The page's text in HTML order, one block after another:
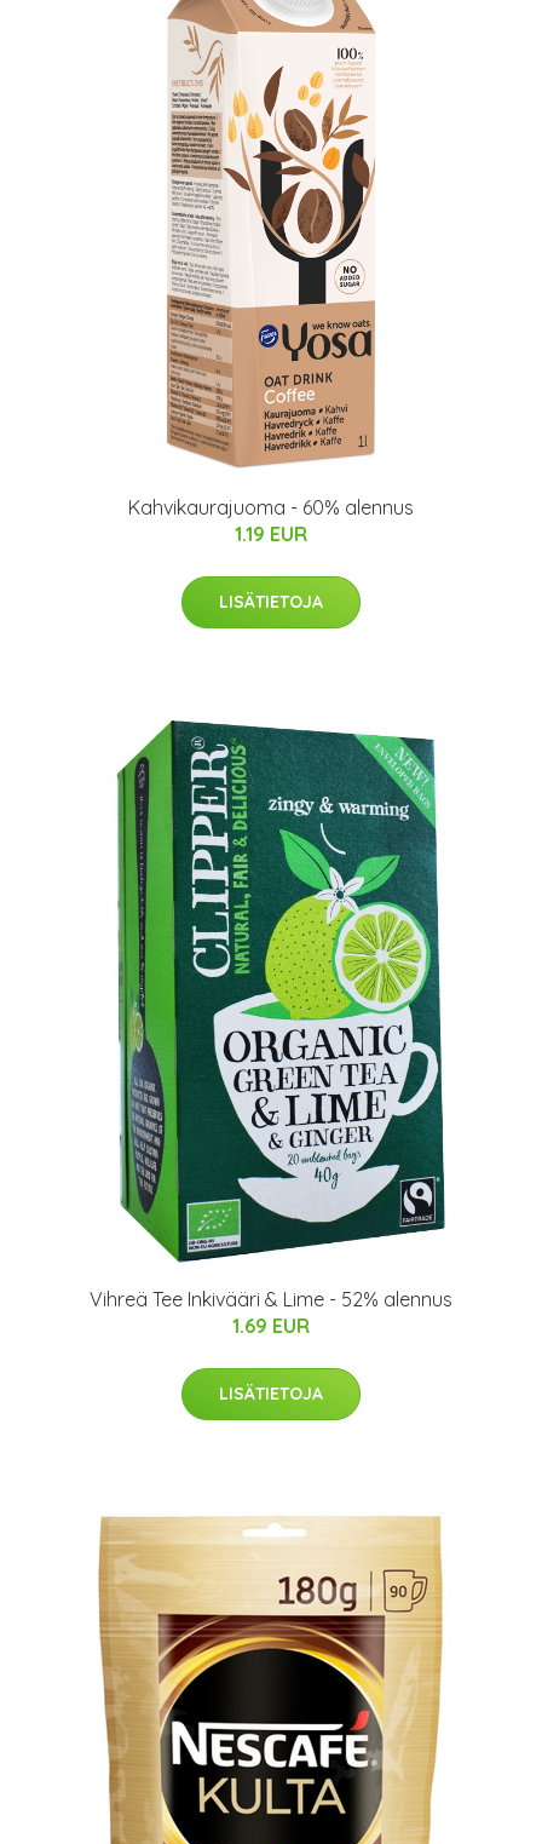
Kahvikaurajuoma - 60% alennus
1.19 EUR
LISÄTIETOJA
Vihreä Tee Inkivääri & Lime - 52% alennus
1.69 EUR
LISÄTIETOJA